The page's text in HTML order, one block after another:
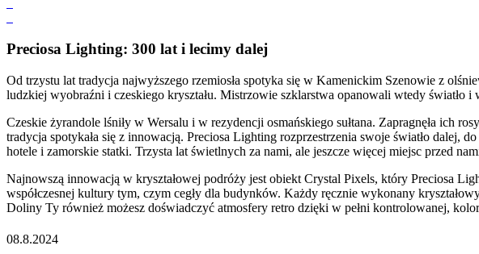
Preciosa Lighting: 300 lat i lecimy dalej
Od trzystu lat tradycja najwyższego rzemiosła spotyka się w Kamenickim Szenowie z
ludzkiej wyobraźni i czeskiego kryształu. Mistrzowie szklarstwa opanowali wtedy
Czeskie żyrandole lśniły w Wersalu i w rezydencji osmańskiego sułtana. Zapragnęła ich
tradycja spotykała się z innowacją. Preciosa Lighting rozprzestrzenia swoje światło dalej,
hotele i zamorskie statki. Trzysta lat świetlnych za nami, ale jeszcze więcej miejsc przed
Najnowszą innowacją w kryształowej podróży jest obiekt Crystal Pixels, który Preciosa
współczesnej kultury tym, czym cegły dla budynków. Każdy ręcznie wykonany
Doliny Ty również możesz doświadczyć atmosfery retro dzięki w pełni kontrolowanej,
08.8.2024